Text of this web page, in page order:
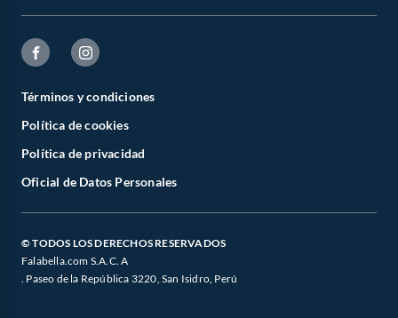
Términos y condiciones
Política de cookies
Política de privacidad
Oficial de Datos Personales
© TODOS LOS DERECHOS RESERVADOS
Falabella.com S.A.C. A
. Paseo de la República 3220, San Isidro, Perú